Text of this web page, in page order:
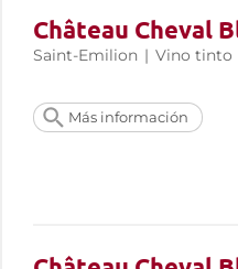
Château Cheval
Saint-Emilion | Vino tinto
Más información